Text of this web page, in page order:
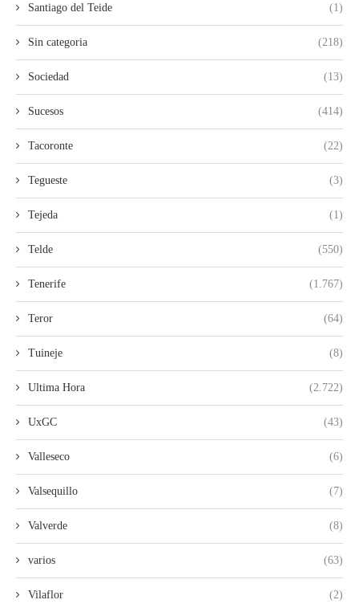
Santiago del Teide (1)
Sin categoria (218)
Sociedad (13)
Sucesos (414)
Tacoronte (22)
Tegueste (3)
Tejeda (1)
Telde (550)
Tenerife (1.767)
Teror (64)
Tuineje (8)
Ultima Hora (2.722)
UxGC (43)
Valleseco (6)
Valsequillo (7)
Valverde (8)
varios (63)
Vilaflor (2)